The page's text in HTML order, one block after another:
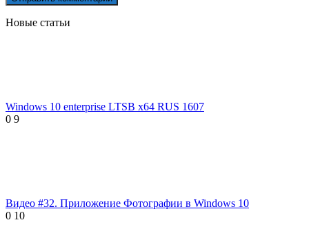
Новые статьи
Windows 10 enterprise LTSB x64 RUS 1607
0 9
Видео #32. Приложение Фотографии в Windows 10
0 10